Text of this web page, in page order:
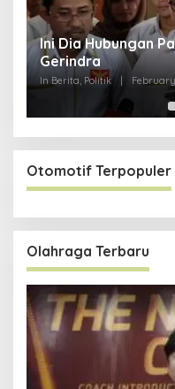
Ini Dia Hubungan
Gerindra
In Berita, Politik February
Otomotif Terpopuler
Olahraga Terbaru